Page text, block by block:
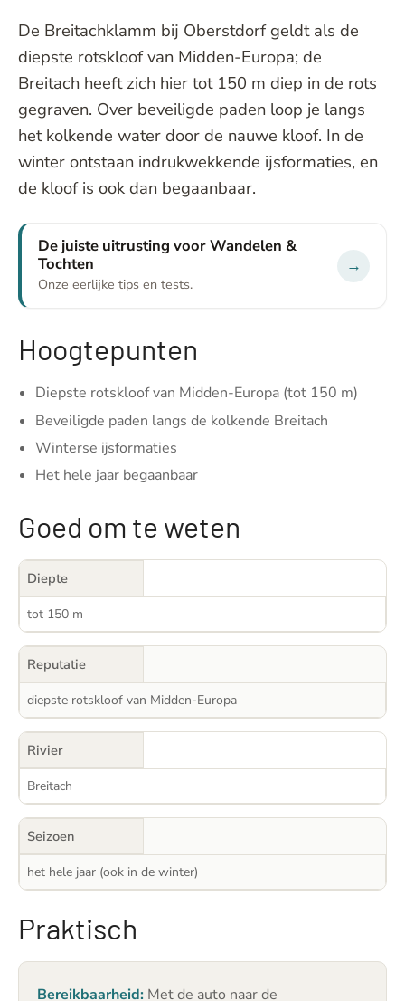
De Breitachklamm bij Oberstdorf geldt als de
diepste rotskloof van Midden-Europa; de
Breitach heeft zich hier tot 150 m diep in de rots
gegraven. Over beveiligde paden loop je langs
het kolkende water door de nauwe kloof. In de
winter ontstaan indrukwekkende ijsformaties, en
de kloof is ook dan begaanbaar.
De juiste uitrusting voor Wandelen &
Tochten
Onze eerlijke tips en tests.
→
Hoogtepunten
Diepste rotskloof van Midden-Europa (tot 150 m)
Beveiligde paden langs de kolkende Breitach
Winterse ijsformaties
Het hele jaar begaanbaar
Goed om te weten
Diepte
tot 150 m
Reputatie
diepste rotskloof van Midden-Europa
Rivier
Breitach
Seizoen
het hele jaar (ook in de winter)
Praktisch
Bereikbaarheid: Met de auto naar de